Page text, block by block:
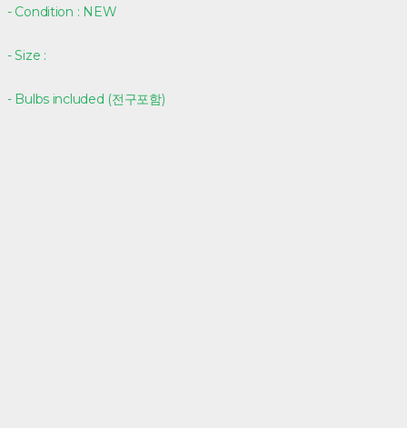
- Condition : NEW
- Size :
- Bulbs included (전구포함)